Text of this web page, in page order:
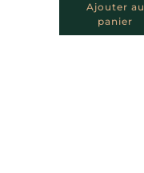
Ajouter au
panier